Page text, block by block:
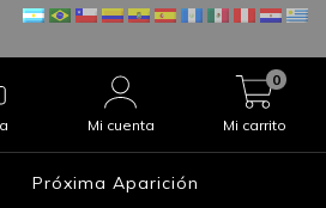
Mi cuenta Mi carrito
0
Próxima Aparición